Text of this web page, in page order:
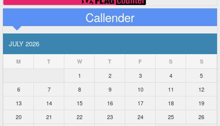
Callender
JULY 2026
M T W T F S S
1 2 3 4
5
6
7 8 9 10 11
12
13
14 15 16 17 18
19
20
21 22 23 24 25
26